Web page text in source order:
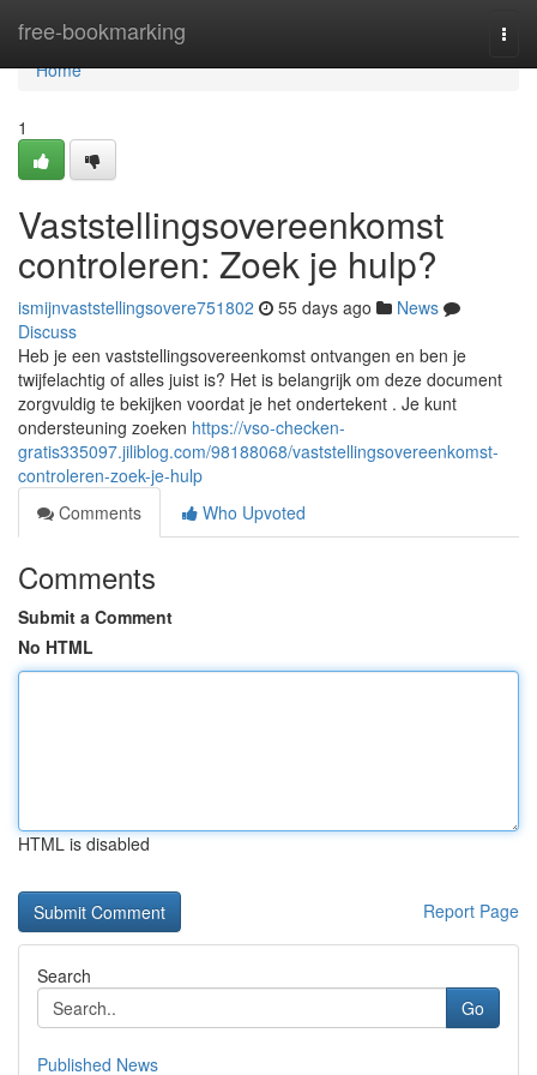
free-bookmarking
Home
Home
1
Vaststellingsovereenkomst
controleren: Zoek je hulp?
ismijnvaststellingsovere751802 55 days ago
News
Discuss
Heb je een vaststellingsovereenkomst ontvangen en ben je
twijfelachtig of alles juist is? Het is belangrijk om deze document
zorgvuldig te bekijken voordat je het ondertekent . Je kunt
ondersteuning zoeken https://vso-checken-
gratis335097.jiliblog.com/98188068/vaststellingsovereenkomst-
controleren-zoek-je-hulp
Comments
Who Upvoted
Comments
Submit a Comment
No HTML
HTML is disabled
Report Page
Search
Go
Published News